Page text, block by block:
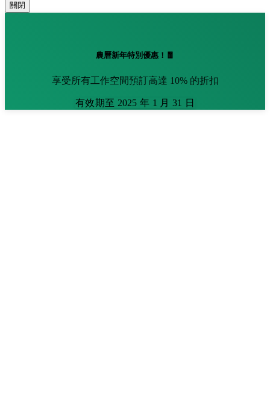
關閉
農曆新年特別優惠！🧧
享受所有工作空間預訂高達 10% 的折扣
有效期至 2025 年 1 月 31 日